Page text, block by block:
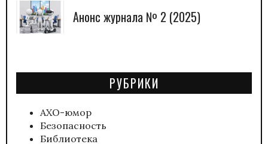
Анонс журнала № 2 (2025)
РУБРИКИ
АХО-юмор
Безопасность
Библиотека